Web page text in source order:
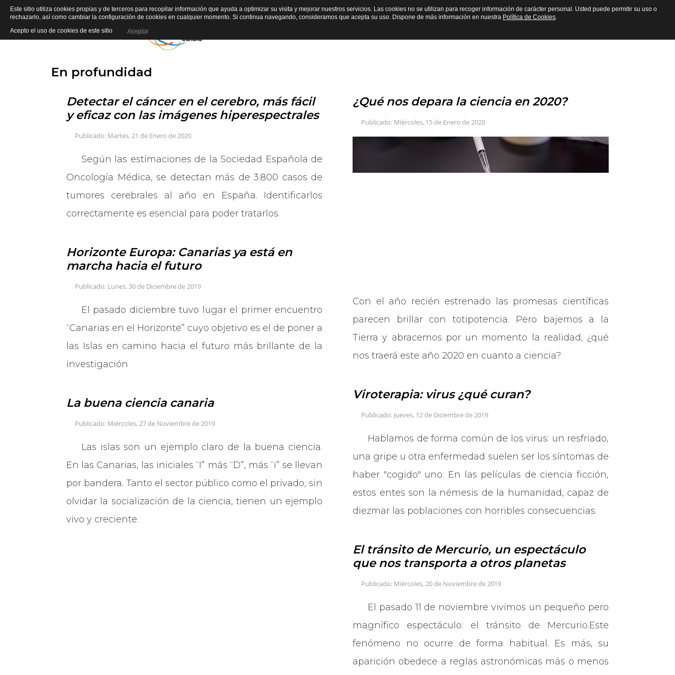
En profundidad
Detectar el cáncer en el cerebro, más fácil
y eficaz con las imágenes hiperespectrales
Publicado: Martes, 21 de Enero de 2020
Según las estimaciones de la Sociedad Española de
Oncología Médica, se detectan más de 3.800 casos de
tumores cerebrales al año en España. Identificarlos
correctamente es esencial para poder tratarlos.
Horizonte Europa: Canarias ya está en
marcha hacia el futuro
Publicado: Lunes, 30 de Diciembre de 2019
El pasado diciembre tuvo lugar el primer encuentro
“Canarias en el Horizonte” cuyo objetivo es el de poner a
las Islas en camino hacia el futuro más brillante de la
investigación
La buena ciencia canaria
Publicado: Miércoles, 27 de Noviembre de 2019
Las islas son un ejemplo claro de la buena ciencia.
En las Canarias, las iniciales “I” más “D”, más “i” se llevan
por bandera. Tanto el sector público como el privado, sin
olvidar la socialización de la ciencia, tienen un ejemplo
vivo y creciente.
¿Qué nos depara la ciencia en 2020?
Publicado: Miércoles, 15 de Enero de 2020
Con el año recién estrenado las promesas científicas
parecen brillar con totipotencia. Pero bajemos a la
Tierra y abracemos por un momento la realidad, ¿qué
nos traerá este año 2020 en cuanto a ciencia?
Viroterapia: virus ¿qué curan?
Publicado: Jueves, 12 de Diciembre de 2019
Hablamos de forma común de los virus: un resfriado,
una gripe u otra enfermedad suelen ser los síntomas de
haber "cogido" uno. En las películas de ciencia ficción,
estos entes son la némesis de la humanidad, capaz de
diezmar las poblaciones con horribles consecuencias.
El tránsito de Mercurio, un espectáculo
que nos transporta a otros planetas
Publicado: Miércoles, 20 de Noviembre de 2019
El pasado 11 de noviembre vivimos un pequeño pero
magnífico espectáculo: el tránsito de Mercurio.Este
fenómeno no ocurre de forma habitual. Es más, su
aparición obedece a reglas astronómicas más o menos
Este sitio utiliza cookies propias y de terceros para recopilar información que ayuda a optimizar su visita y mejorar nuestros servicios. Las cookies no se utilizan para recoger información de carácter personal. Usted puede permitir su uso o
rechazarlo, así como cambiar la configuración de cookies en cualquier momento. Si continua navegando, consideramos que acepta su uso. Dispone de más información en nuestra Política de Cookies.
Acepto el uso de cookies de este sitio
Aceptar